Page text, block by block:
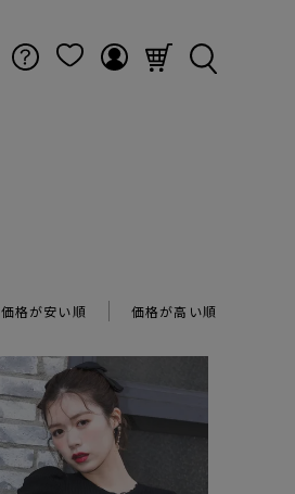
価格が安い順 価格が高い順